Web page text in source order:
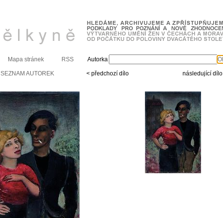
Mapa stránek RSS Autorka
SEZNAM AUTOREK < předchozí dílo následující